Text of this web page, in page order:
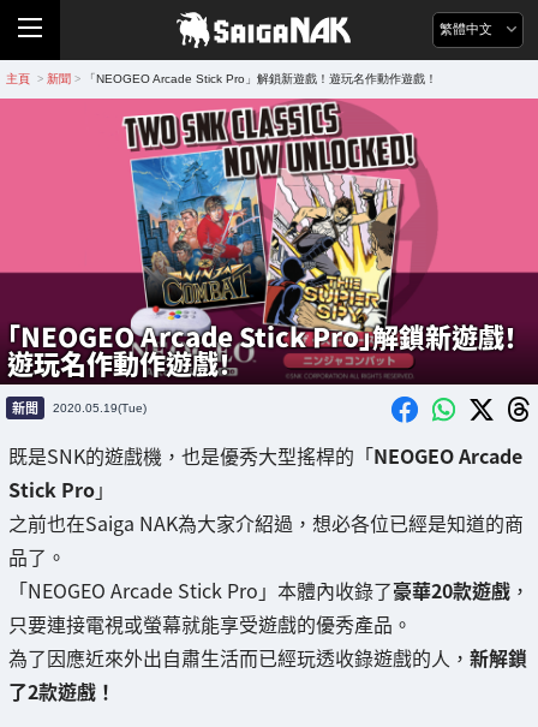
繁體中文
主頁 > 新聞 > 「NEOGEO Arcade Stick Pro」解鎖新遊戲！遊玩名作動作遊戲！
「NEOGEO Arcade Stick Pro」解鎖新遊戲！
遊玩名作動作遊戲！
新聞 2020.05.19(Tue)
既是SNK的遊戲機，也是優秀大型搖桿的「NEOGEO Arcade
Stick Pro」
之前也在Saiga NAK為大家介紹過，想必各位已經是知道的商
品了。
「NEOGEO Arcade Stick Pro」本體內收錄了豪華20款遊戲 ，
只要連接電視或螢幕就能享受遊戲的優秀產品。
為了因應近來外出自肅生活而已經玩透收錄遊戲的人， 新解鎖
了2款遊戲！